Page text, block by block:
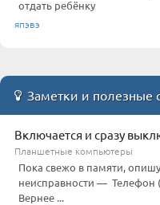
отдать ребёнку
япэвэ
Заметки и полезные
Включается и сразу
Планшетные компьютеры
Пока свежо в памяти,
неисправности — Телефон
Вернее ...